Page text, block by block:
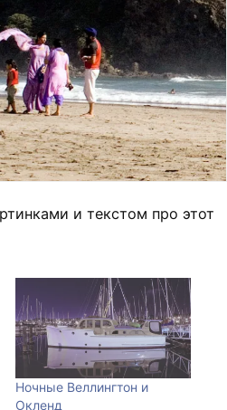
и текстом про этот
Ночные Веллингтон и
Окленд